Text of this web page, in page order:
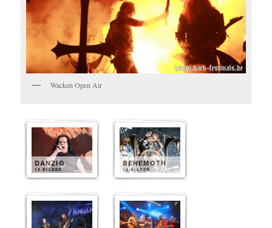
Wacken Open Air
DANZIG
14 BILDER
BEHEMOTH
13 BILDER